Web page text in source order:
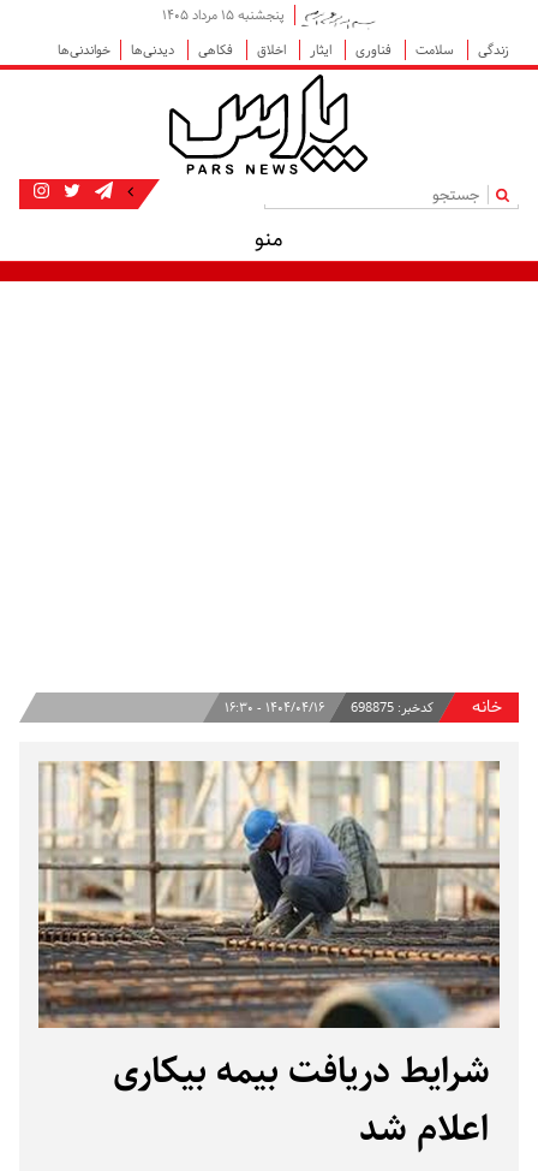
پنجشنبه ۱۵ مرداد ۱۴۰۵
زندگی
سلامت فناوری ایثار اخلاق فکاهی دیدنی‌ها خواندنی‌ها
|
منو
خانه کدخبر: 698875 ۱۴۰۴/۰۴/۱۶ - ۱۶:۳۰
شرایط دریافت بیمه بیکاری
اعلام شد